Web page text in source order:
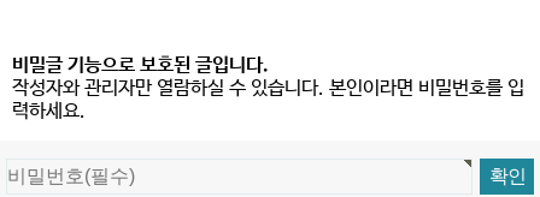
비밀글 기능으로 보호된 글입니다.
작성자와 관리자만 열람하실 수 있습니다. 본인이라면 비밀번호를 입
력하세요.